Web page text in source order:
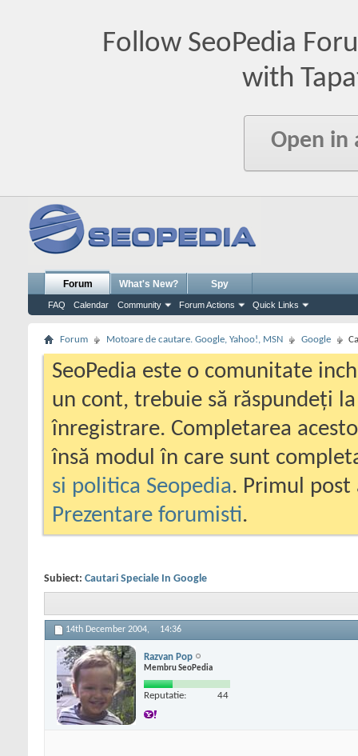
Follow SeoPedia
with
Open in
Forum
FAQ Calendar Community Forum Actions Quick Links
What's New? Spy
Forum Motoare de cautare. Google, Yahoo!, MSN Google
SeoPedia este o comunitate
un cont, trebuie să răspundeți
înregistrare. Completarea
însă modul în care sunt
si politica Seopedia. Primul
Prezentare forumisti.
Subiect: Cautari Speciale In Google
14th December 2004, 14:36
Razvan Pop
Membru SeoPedia
Reputatie: 44